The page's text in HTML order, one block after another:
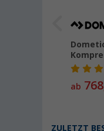
ab
ZULETZT